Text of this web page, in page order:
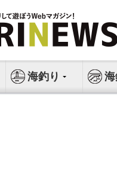
海釣り